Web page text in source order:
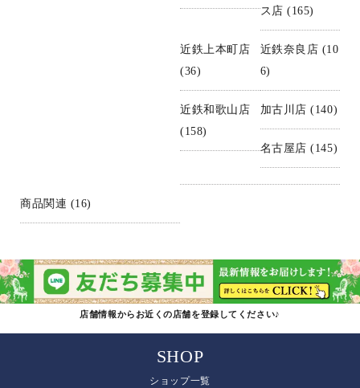
ス店 (165)
近鉄上本町店
(36)
近鉄奈良店 (10
6)
近鉄和歌山店
(158)
加古川店 (140)
名古屋店 (145)
商品関連 (16)
店舗情報からお近くの店舗を登録してください♪
SHOP
ショップ一覧